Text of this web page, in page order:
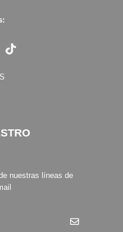
nuestras líneas de